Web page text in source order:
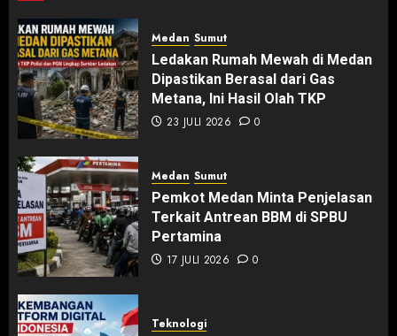
Medan Sumut
Ledakan Rumah Mewah di Medan
Dipastikan Berasal dari Gas
Metana, Ini Hasil Olah TKP
23 JULI 2026 0
Medan Sumut
Pemkot Medan Minta Penjelasan
Terkait Antrean BBM di SPBU
Pertamina
17 JULI 2026 0
Teknologi